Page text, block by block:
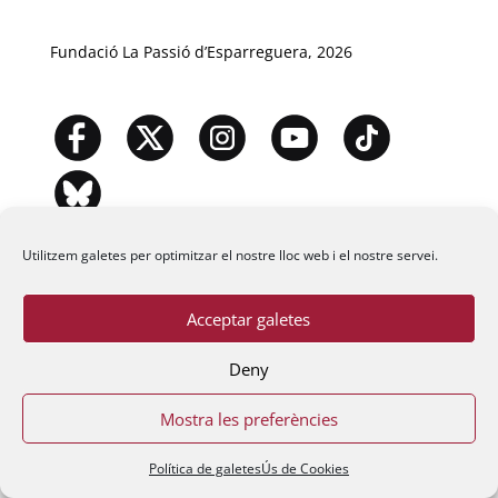
Utilitzem galetes per optimitzar el nostre lloc web i el nostre servei.
Acceptar galetes
Deny
Mostra les preferències
Política de galetesÚs de Cookies
Fundació La Passió d’Esparreguera, 2026